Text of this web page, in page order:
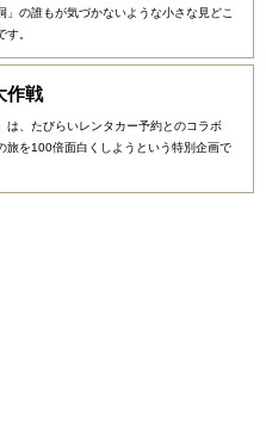
」の誰もが気づかないような小さな見どこ
。
作戦
は、たびらいレンタカー予約とのコラボ
旅を100倍面白くしようという特別企画で